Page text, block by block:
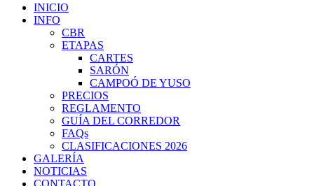
INICIO
INFO
CBR
ETAPAS
CARTES
SARÓN
CAMPOÓ DE YUSO
PRECIOS
REGLAMENTO
GUÍA DEL CORREDOR
FAQs
CLASIFICACIONES 2026
GALERÍA
NOTICIAS
CONTACTO